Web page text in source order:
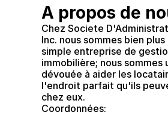
Propriétés
FAQ
Appliquer maintenant
Select Language
Français
A propos de
Chez Societe
Inc. nous sommes bien
simple entreprise de
immobilière; nous sommes
dévouée à aider les
l'endroit parfait qu'ils
chez eux.
Coordonnées: